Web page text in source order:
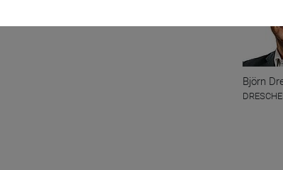
Björn